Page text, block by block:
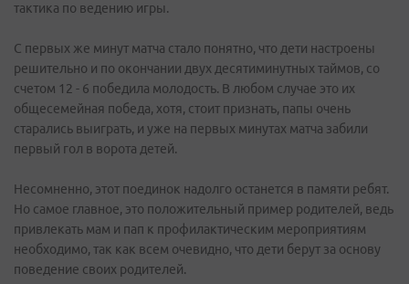
тактика по ведению игры.
С первых же минут матча стало понятно, что дети настроены
решительно и по окончании двух десятиминутных таймов, со
счетом 12 - 6 победила молодость. В любом случае это их
общесемейная победа, хотя, стоит признать, папы очень
старались выиграть, и уже на первых минутах матча забили
первый гол в ворота детей.
Несомненно, этот поединок надолго останется в памяти ребят.
Но самое главное, это положительный пример родителей, ведь
привлекать мам и пап к профилактическим мероприятиям
необходимо, так как всем очевидно, что дети берут за основу
поведение своих родителей.